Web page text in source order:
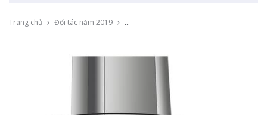
Trang chủ Đối tác năm 2019 Chụp ảnh sản phẩm bếp từ Madeli cao